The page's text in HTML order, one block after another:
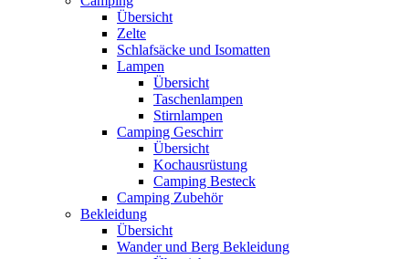
Übersicht
Zelte
Schlafsäcke und Isomatten
Lampen
Übersicht
Taschenlampen
Stirnlampen
Camping Geschirr
Übersicht
Kochausrüstung
Camping Besteck
Camping Zubehör
Bekleidung
Übersicht
Wander und Berg Bekleidung